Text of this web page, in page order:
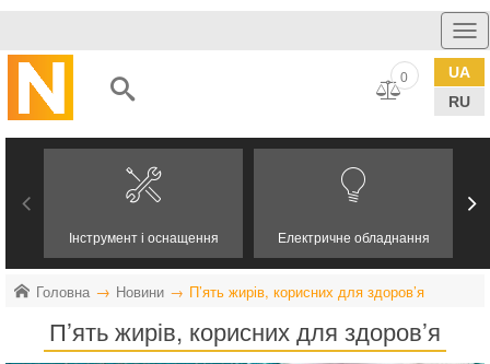
UA
RU
0
Інструмент і оснащення Електричне обладнання
Головна Новини П’ять жирів, корисних для здоров’я
П’ять жирів, корисних для здоров’я